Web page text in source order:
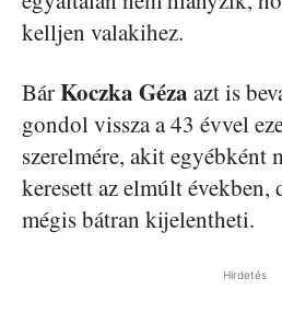
kelljen valakihez.
BárKoczka Géza azt is
gondol vissza a 43 évvel
szerelmére, akit egyébként
keresett az elmúlt években,
mégis bátran kijelentheti.
Hirdetés